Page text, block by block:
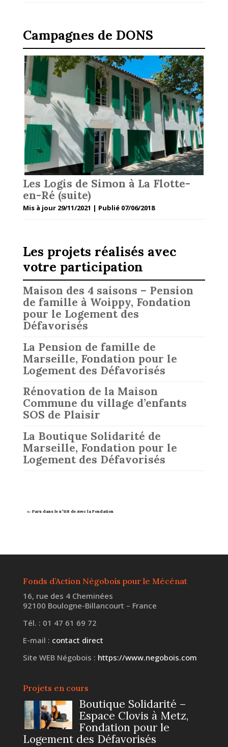
Campagnes de DONS
Les Logis de Simon à La Flotte-
en-Ré (suite)
Mis à jour 29/11/2021 | Publié 07/06/2018
Les projets réalisés avec
votre participation
Maison des 4 saisons – Pension
de famille à Woippy, Fondation
pour le Logement des
Défavorisés
La Pension de famille de
Marseille, Fondation pour le
Logement des Défavorisés
Rénovation de la Maison
Commune du village d’enfants
SOS de Plaisir
La Boutique Solidarité de
Marseille, Fondation pour le
Logement des Défavorisés
← Paru dans le n°118 de Avec la Fondation
Fonds d’Action Négobois pour le Mécénat
16, rue des 4 Cheminées
92100 Boulogne-Billancourt – France
Tél. : 01 47 61 69 72
E-mail : contact direct
Site WEB Négobois : https://www.negobois.com
Projets en cours
Boutique Solidarité –
Espace Clovis à Metz,
Fondation pour le
Logement des Défavorisés